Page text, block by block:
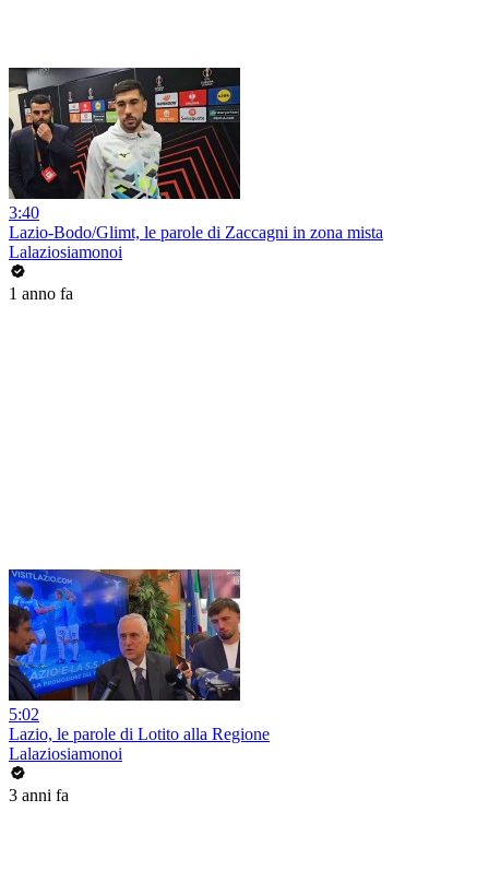
3:40
Lazio-Bodo/Glimt, le parole di Zaccagni in zona mista
Lalaziosiamonoi
1 anno fa
5:02
Lazio, le parole di Lotito alla Regione
Lalaziosiamonoi
3 anni fa